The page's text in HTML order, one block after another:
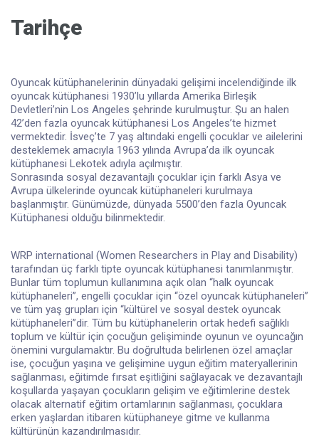
Tarihçe
Oyuncak kütüphanelerinin dünyadaki gelişimi incelendiğinde ilk
oyuncak kütüphanesi 1930’lu yıllarda Amerika Birleşik
Devletleri’nin Los Angeles şehrinde kurulmuştur. Şu an halen
42’den fazla oyuncak kütüphanesi Los Angeles’te hizmet
vermektedir. İsveç’te 7 yaş altındaki engelli çocuklar ve ailelerini
desteklemek amacıyla 1963 yılında Avrupa’da ilk oyuncak
kütüphanesi Lekotek adıyla açılmıştır.
Sonrasında sosyal dezavantajlı çocuklar için farklı Asya ve
Avrupa ülkelerinde oyuncak kütüphaneleri kurulmaya
başlanmıştır. Günümüzde, dünyada 5500’den fazla Oyuncak
Kütüphanesi olduğu bilinmektedir.
WRP international (Women Researchers in Play and Disability)
tarafından üç farklı tipte oyuncak kütüphanesi tanımlanmıştır.
Bunlar tüm toplumun kullanımına açık olan “halk oyuncak
kütüphaneleri”, engelli çocuklar için “özel oyuncak kütüphaneleri”
ve tüm yaş grupları için “kültürel ve sosyal destek oyuncak
kütüphaneleri”dir. Tüm bu kütüphanelerin ortak hedefi sağlıklı
toplum ve kültür için çocuğun gelişiminde oyunun ve oyuncağın
önemini vurgulamaktır. Bu doğrultuda belirlenen özel amaçlar
ise, çocuğun yaşına ve gelişimine uygun eğitim materyallerinin
sağlanması, eğitimde fırsat eşitliğini sağlayacak ve dezavantajlı
koşullarda yaşayan çocukların gelişim ve eğitimlerine destek
olacak alternatif eğitim ortamlarının sağlanması, çocuklara
erken yaşlardan itibaren kütüphaneye gitme ve kullanma
kültürünün kazandırılmasıdır.